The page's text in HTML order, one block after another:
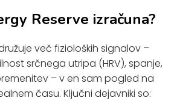
Reserve izračuna?
več fizioloških signalov –
srčnega utripa (HRV), spanje,
– v en sam pogled na
času. Ključni dejavniki so: